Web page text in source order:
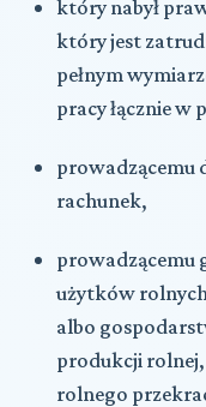
który nabył
który jest
pełnym
pracy łącznie w
prowadzącemu
rachunek,
prowadzącemu
użytków
albo
produkcji
rolnego